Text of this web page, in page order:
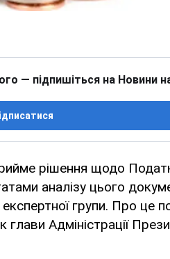
— підпишіться на Новини
рішення щодо
аналізу цього
групи. Про це
Адміністрації